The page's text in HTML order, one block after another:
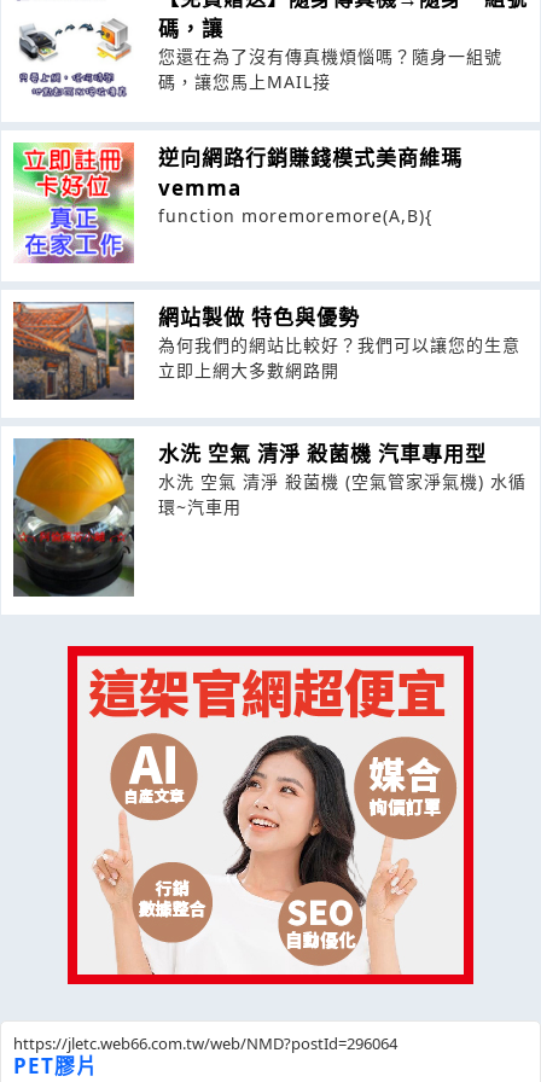
碼，讓
您還在為了沒有傳真機煩惱嗎？隨身一組號
碼，讓您馬上MAIL接
逆向網路行銷賺錢模式美商維瑪
vemma
function moremoremore(A,B){
網站製做 特色與優勢
為何我們的網站比較好？我們可以讓您的生意
立即上網大多數網路開
水洗 空氣 清淨 殺菌機 汽車專用型
水洗 空氣 清淨 殺菌機 (空氣管家淨氣機) 水循
環~汽車用
https://jletc.web66.com.tw/web/NMD?postId=296064
PET膠片